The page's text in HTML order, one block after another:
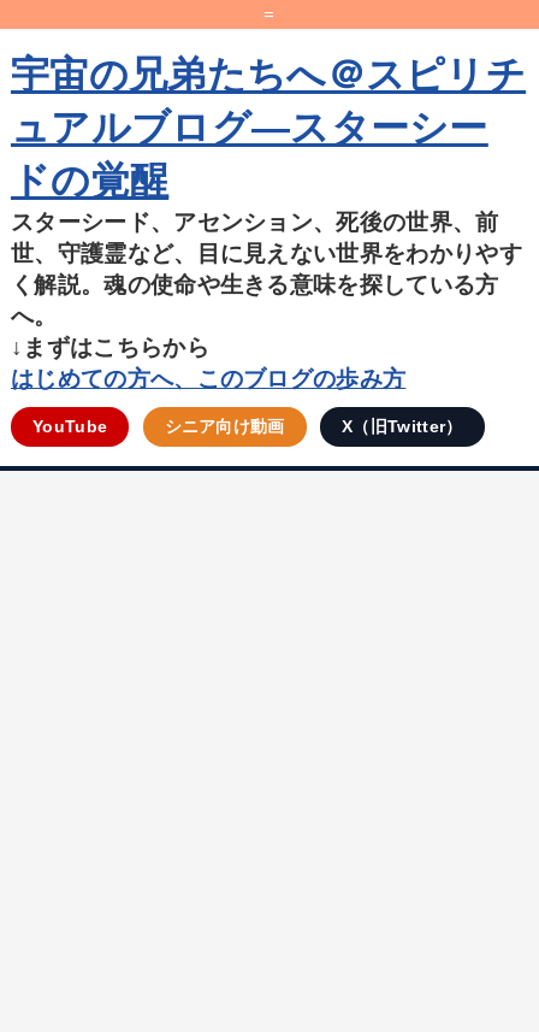
=
宇宙の兄弟たちへ＠スピリチ
ュアルブログ―スターシー
ドの覚醒
スターシード、アセンション、死後の世界、前
世、守護霊など、目に見えない世界をわかりやす
く解説。魂の使命や生きる意味を探している方
へ。
↓まずはこちらから
はじめての方へ、このブログの歩み方
YouTube シニア向け動画 X（旧Twitter）